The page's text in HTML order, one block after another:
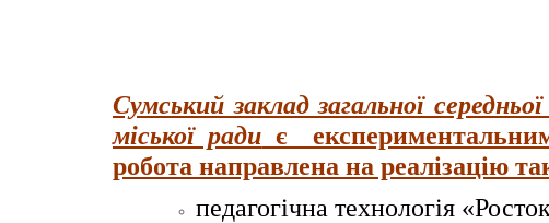
Сумський заклад загальної
міської ради є
робота направлена на реалізацію
педагогічна технологія